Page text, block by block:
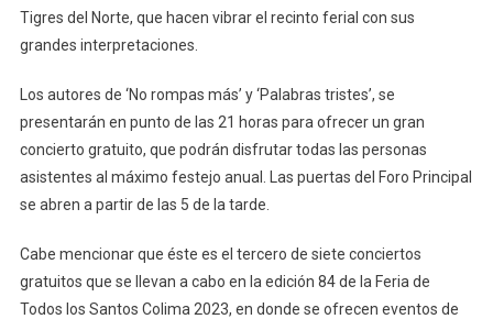
Tigres del Norte, que hacen vibrar el recinto ferial con sus
grandes interpretaciones.
Los autores de ‘No rompas más’ y ‘Palabras tristes’, se
presentarán en punto de las 21 horas para ofrecer un gran
concierto gratuito, que podrán disfrutar todas las personas
asistentes al máximo festejo anual. Las puertas del Foro Principal
se abren a partir de las 5 de la tarde.
Cabe mencionar que éste es el tercero de siete conciertos
gratuitos que se llevan a cabo en la edición 84 de la Feria de
Todos los Santos Colima 2023, en donde se ofrecen eventos de